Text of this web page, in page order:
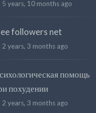
5 years, 10 months ago
followers net
2 years, 3 months ago
помощь
похудении
2 years, 3 months ago